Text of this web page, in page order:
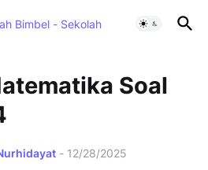
Soal
- 12/28/2025